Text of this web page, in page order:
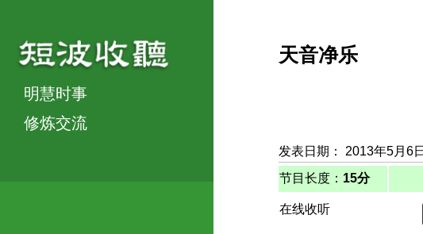
明慧时事
修炼交流
天音净乐
发表日期： 2013年5月6日
节目长度： 15分
在线收听